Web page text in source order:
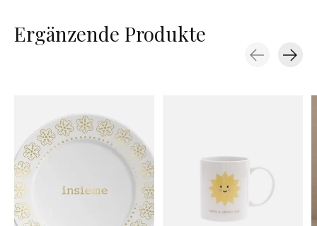
Ergänzende Produkte